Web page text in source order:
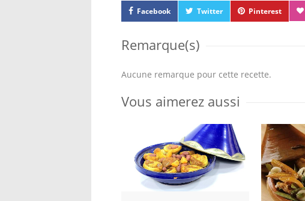
Facebook Twitter Pinterest
Remarque(s)
Aucune remarque pour cette recette.
Vous aimerez aussi